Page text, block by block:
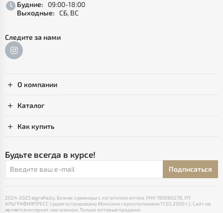
Будние:
09:00-18:00
Выходные: СБ, ВС
Следите за нами
О компании
Каталог
Как купить
Будьте всегда в курсе!
Подписаться
2024-2025 algrafia.by. Бизнес сувениры с логотипом оптом. УНН 190080278, УП
АЛЬГРАФИЯПРЕСС (зарегистрировано Минским горисполкомом 17.03.2000 г.). Сайт не
является интернет-магазином. Только оптовые продажи.